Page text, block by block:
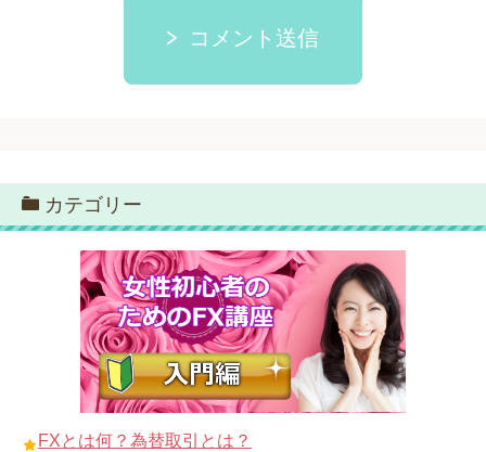
コメント送信
カテゴリー
FXとは何？為替取引とは？